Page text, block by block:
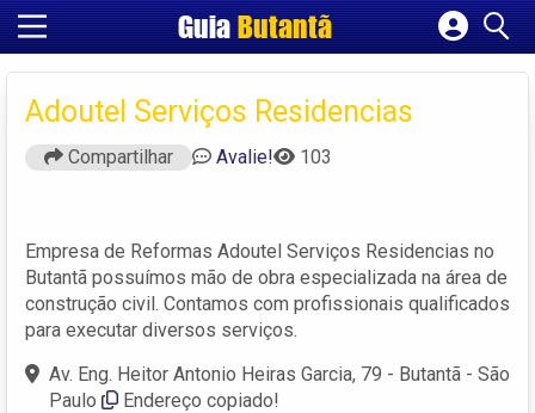
GuiaButantã
Cadastrar empresa
Criar conta
Adoutel Serviços Residencias
Compartilhar Avalie! 103
Empresa de Reformas Adoutel Serviços Residencias no
Butantã possuímos mão de obra especializada na área de
construção civil. Contamos com profissionais qualificados
para executar diversos serviços.
Av. Eng. Heitor Antonio Heiras Garcia, 79 - Butantã - São
Paulo
Endereço copiado!